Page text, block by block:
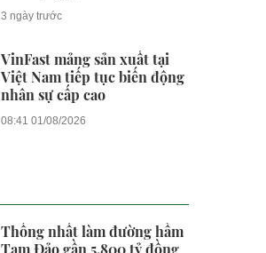
3 ngày trước
VinFast mảng sản xuất tại
Việt Nam tiếp tục biến động
nhân sự cấp cao
08:41 01/08/2026
Thống nhất làm đường hầm
Tam Đảo gần 5.800 tỷ đồng